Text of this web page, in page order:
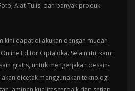
Alat Tulis, dan banyak produk
kini dapat dilakukan dengan mudah
Editor Ciptaloka. Selain itu, kami
gratis, untuk mengerjakan desain-
dicetak menggunakan teknologi